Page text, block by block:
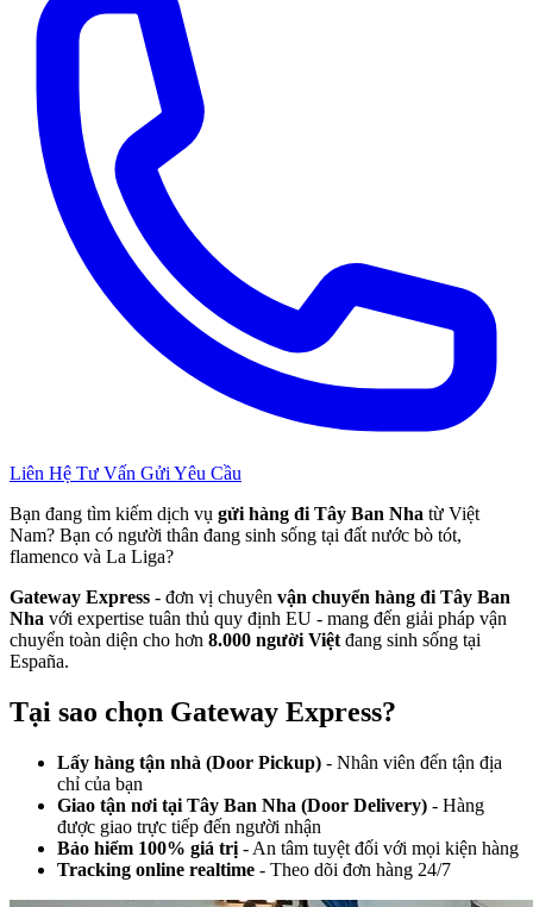
Liên Hệ Tư Vấn Gửi Yêu Cầu
Bạn đang tìm kiếm dịch vụ gửi hàng đi Tây Ban Nha từ Việt
Nam? Bạn có người thân đang sinh sống tại đất nước bò tót,
flamenco và La Liga?
Gateway Express - đơn vị chuyên vận chuyển hàng đi Tây Ban
Nha với expertise tuân thủ quy định EU - mang đến giải pháp vận
chuyển toàn diện cho hơn 8.000 người Việt đang sinh sống tại
España.
Tại sao chọn Gateway Express?
Lấy hàng tận nhà (Door Pickup) - Nhân viên đến tận địa
chỉ của bạn
Giao tận nơi tại Tây Ban Nha (Door Delivery) - Hàng
được giao trực tiếp đến người nhận
Bảo hiểm 100% giá trị - An tâm tuyệt đối với mọi kiện hàng
Tracking online realtime - Theo dõi đơn hàng 24/7